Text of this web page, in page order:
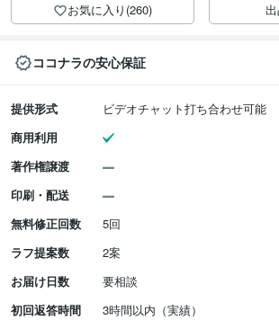
お気に入り(260)
ココナラの安心保証
提供形式
ビデオチャット打ち合わせ可能
商用利用
著作権譲渡
印刷・配送
無料修正回数
5回
ラフ提案数
2案
お届け日数
要相談
初回返答時間
3時間以内（実績）